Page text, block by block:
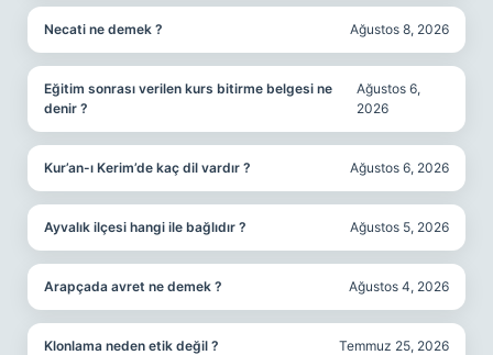
Necati ne demek ? Ağustos 8, 2026
Eğitim sonrası verilen kurs bitirme belgesi ne
denir ?
Ağustos 6,
2026
Kur’an-ı Kerim’de kaç dil vardır ? Ağustos 6, 2026
Ayvalık ilçesi hangi ile bağlıdır ? Ağustos 5, 2026
Arapçada avret ne demek ? Ağustos 4, 2026
Klonlama neden etik değil ? Temmuz 25, 2026